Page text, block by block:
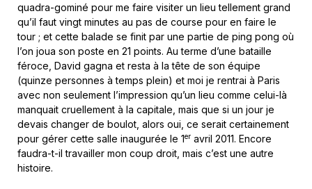
quadra-gominé pour me faire visiter un lieu tellement grand
qu’il faut vingt minutes au pas de course pour en faire le
tour ; et cette balade se finit par une partie de ping pong où
l’on joua son poste en 21 points. Au terme d’une bataille
féroce, David gagna et resta à la tête de son équipe
(quinze personnes à temps plein) et moi je rentrai à Paris
avec non seulement l’impression qu’un lieu comme celui-là
manquait cruellement à la capitale, mais que si un jour je
devais changer de boulot, alors oui, ce serait certainement
pour gérer cette salle inaugurée le 1er avril 2011. Encore
faudra-t-il travailler mon coup droit, mais c’est une autre
histoire.